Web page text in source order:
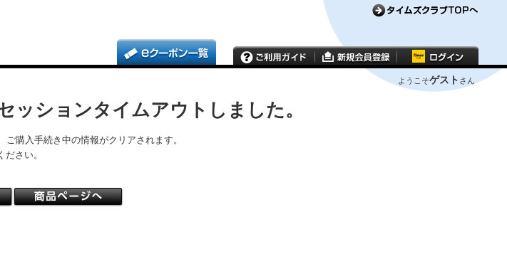
ようこそゲスト さん
ッションタイムアウトしました。
購入手続き中の情報がクリアされます。
さい。